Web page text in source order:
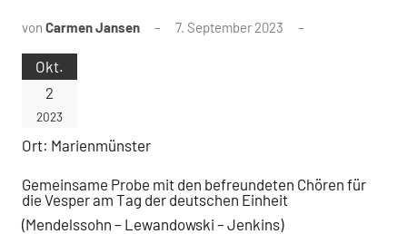
von Carmen Jansen 7. September 2023
Okt.
2
2023
Ort: Marienmünster
Gemeinsame Probe mit den befreundeten Chören für
die Vesper am Tag der deutschen Einheit
(Mendelssohn – Lewandowski – Jenkins)